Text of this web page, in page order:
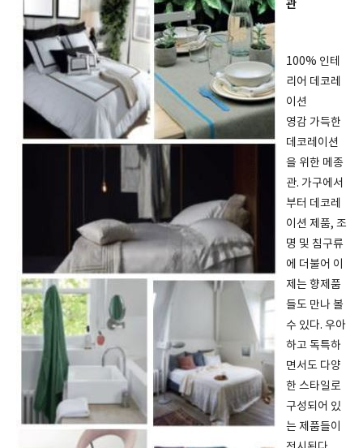
관
100% 인테
리어 데코레
이션
영감 가득한
데코레이션
을 위한 메종
관. 가구에서
부터 데코레
이션 제품, 조
명 및 침구류
에 더불어 이
제는 향제품
들도 만나 볼
수 있다. 우아
하고 독특하
면서도 다양
한 스타일로
구성되어 있
는 제품들이